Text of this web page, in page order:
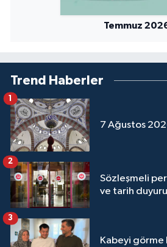
Temmuz
Trend Haberler
7 Ağustos
1
Sözleşmeli
ve tarih
2
Kabeyi görme
3